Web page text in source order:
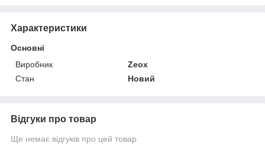
Характеристики
Основні
Виробник
Zeox
Стан
Новий
Відгуки про товар
Ще немає відгуків про цей товар